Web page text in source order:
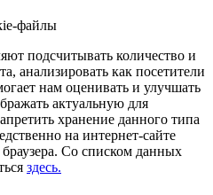
файлы
подсчитывать количество и
анализировать как посетители
нам оценивать и улучшать
актуальную для
хранение данного типа
на интернет-сайте
Со списком данных
здесь.